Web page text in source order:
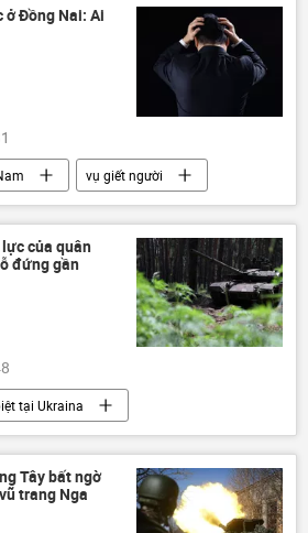
ở Đồng Nai: Ai
vụ giết người
công an
của quân
đứng gần
tại Ukraina
phương Tây
vũ trang
Tây bất ngờ
trang Nga